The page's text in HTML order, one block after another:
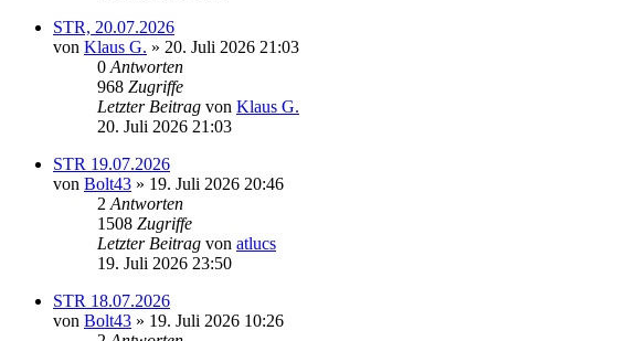
STR, 20.07.2026
von Klaus G. » 20. Juli 2026 21:03
0 Antworten
968 Zugriffe
Letzter Beitrag von Klaus G.
20. Juli 2026 21:03
STR 19.07.2026
von Bolt43 » 19. Juli 2026 20:46
2 Antworten
1508 Zugriffe
Letzter Beitrag von atlucs
19. Juli 2026 23:50
STR 18.07.2026
von Bolt43 » 19. Juli 2026 10:26